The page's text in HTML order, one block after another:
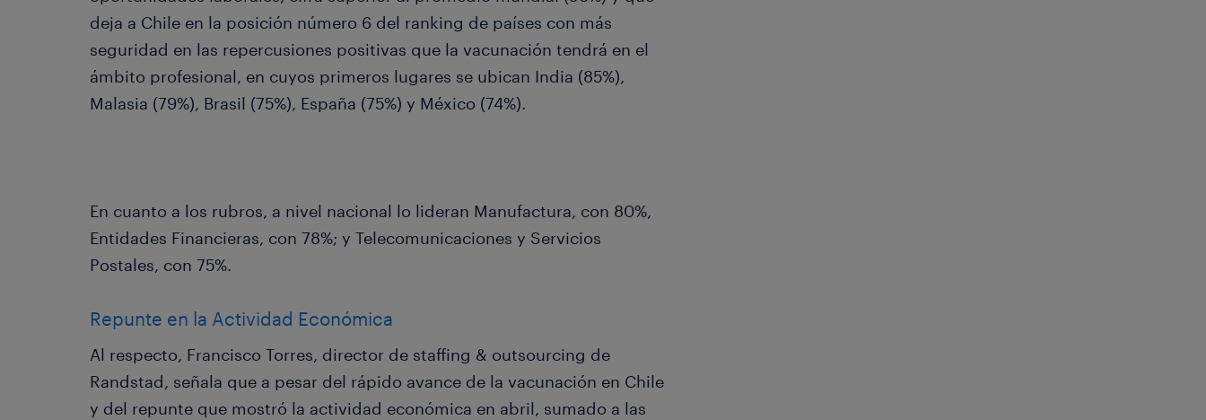
deja a Chile en la posición número 6 del ranking de países con más
seguridad en las repercusiones positivas que la vacunación tendrá en el
ámbito profesional, en cuyos primeros lugares se ubican India (85%),
Malasia (79%), Brasil (75%), España (75%) y México (74%).
En cuanto a los rubros, a nivel nacional lo lideran Manufactura, con 80%,
Entidades Financieras, con 78%; y Telecomunicaciones y Servicios
Postales, con 75%.
Repunte en la Actividad Económica
Al respecto, Francisco Torres, director de staffing & outsourcing de
Randstad, señala que a pesar del rápido avance de la vacunación en Chile
y del repunte que mostró la actividad económica en abril, sumado a las